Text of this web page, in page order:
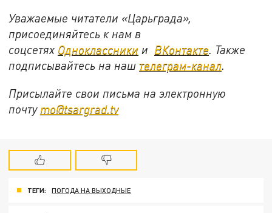
Уважаемые читатели «Царьграда»,
присоединяйтесь к нам в
соцсетях Одноклассники и ВКонтакте. Также
подписывайтесь на наш телеграм-канал.
Присылайте свои письма на электронную
почту mo@tsargrad.tv
ТЕГИ: ПОГОДА НА ВЫХОДНЫЕ